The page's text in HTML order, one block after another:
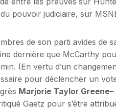
pouvoir judiciaire, sur
de son parti avides de
dernière que McCarthy
(En vertu d’un
pour déclencher un
Marjorie Taylor Greene–
Gaetz pour s’être